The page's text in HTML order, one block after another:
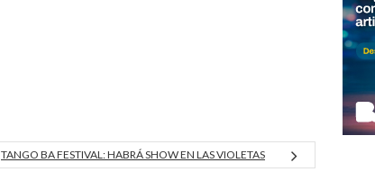
TANGO BA FESTIVAL: HABRÁ SHOW EN LAS VIOLETAS